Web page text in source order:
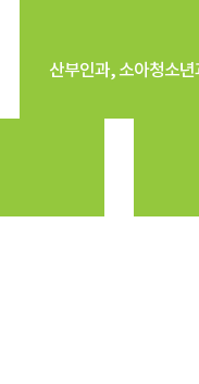
산부인과, 소아청소